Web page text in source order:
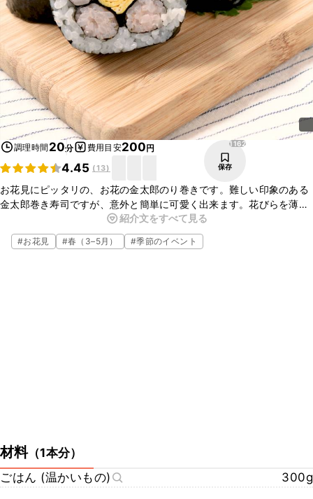
調理時間 20分 費用目安200円
4.45 (13)
1162
保存
お花見にピッタリの、お花の金太郎のり巻きです。難しい印象のある
金太郎巻き寿司ですが、意外と簡単に可愛く出来ます。花びらを薄焼
き卵にし、中心をほうれん草などにすると、色違いのお花も作れます
よ。是非お試しください。
紹介文をすべて見る
#お花見 #春（3–5月） #季節のイベント
材料（1本分）
ごはん (温かいもの)
300g